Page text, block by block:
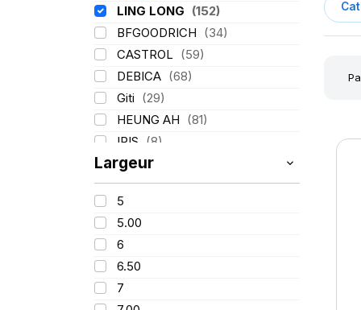
LING LONG (152)
BFGOODRICH (34)
CASTROL (59)
DEBICA (68)
Giti (29)
HEUNG AH (81)
IRIS (8)
ITALMATIC
KLEBER (116)
LASSA
MICHELIN
MITAS
Mondolfo ferro
PIRELLI
Largeur
5
5.00
6
6.50
7